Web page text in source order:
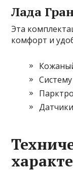
Лада
Эта
комфорт и